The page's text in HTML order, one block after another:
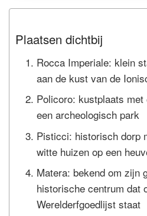
Plaatsen dichtbij
Rocca Imperiale: klein
aan de kust van de
Policoro: kustplaats
een archeologisch park
Pisticci: historisch dorp
witte huizen op een
Matera: bekend om zijn
historische centrum dat
Werelderfgoedlijst staat